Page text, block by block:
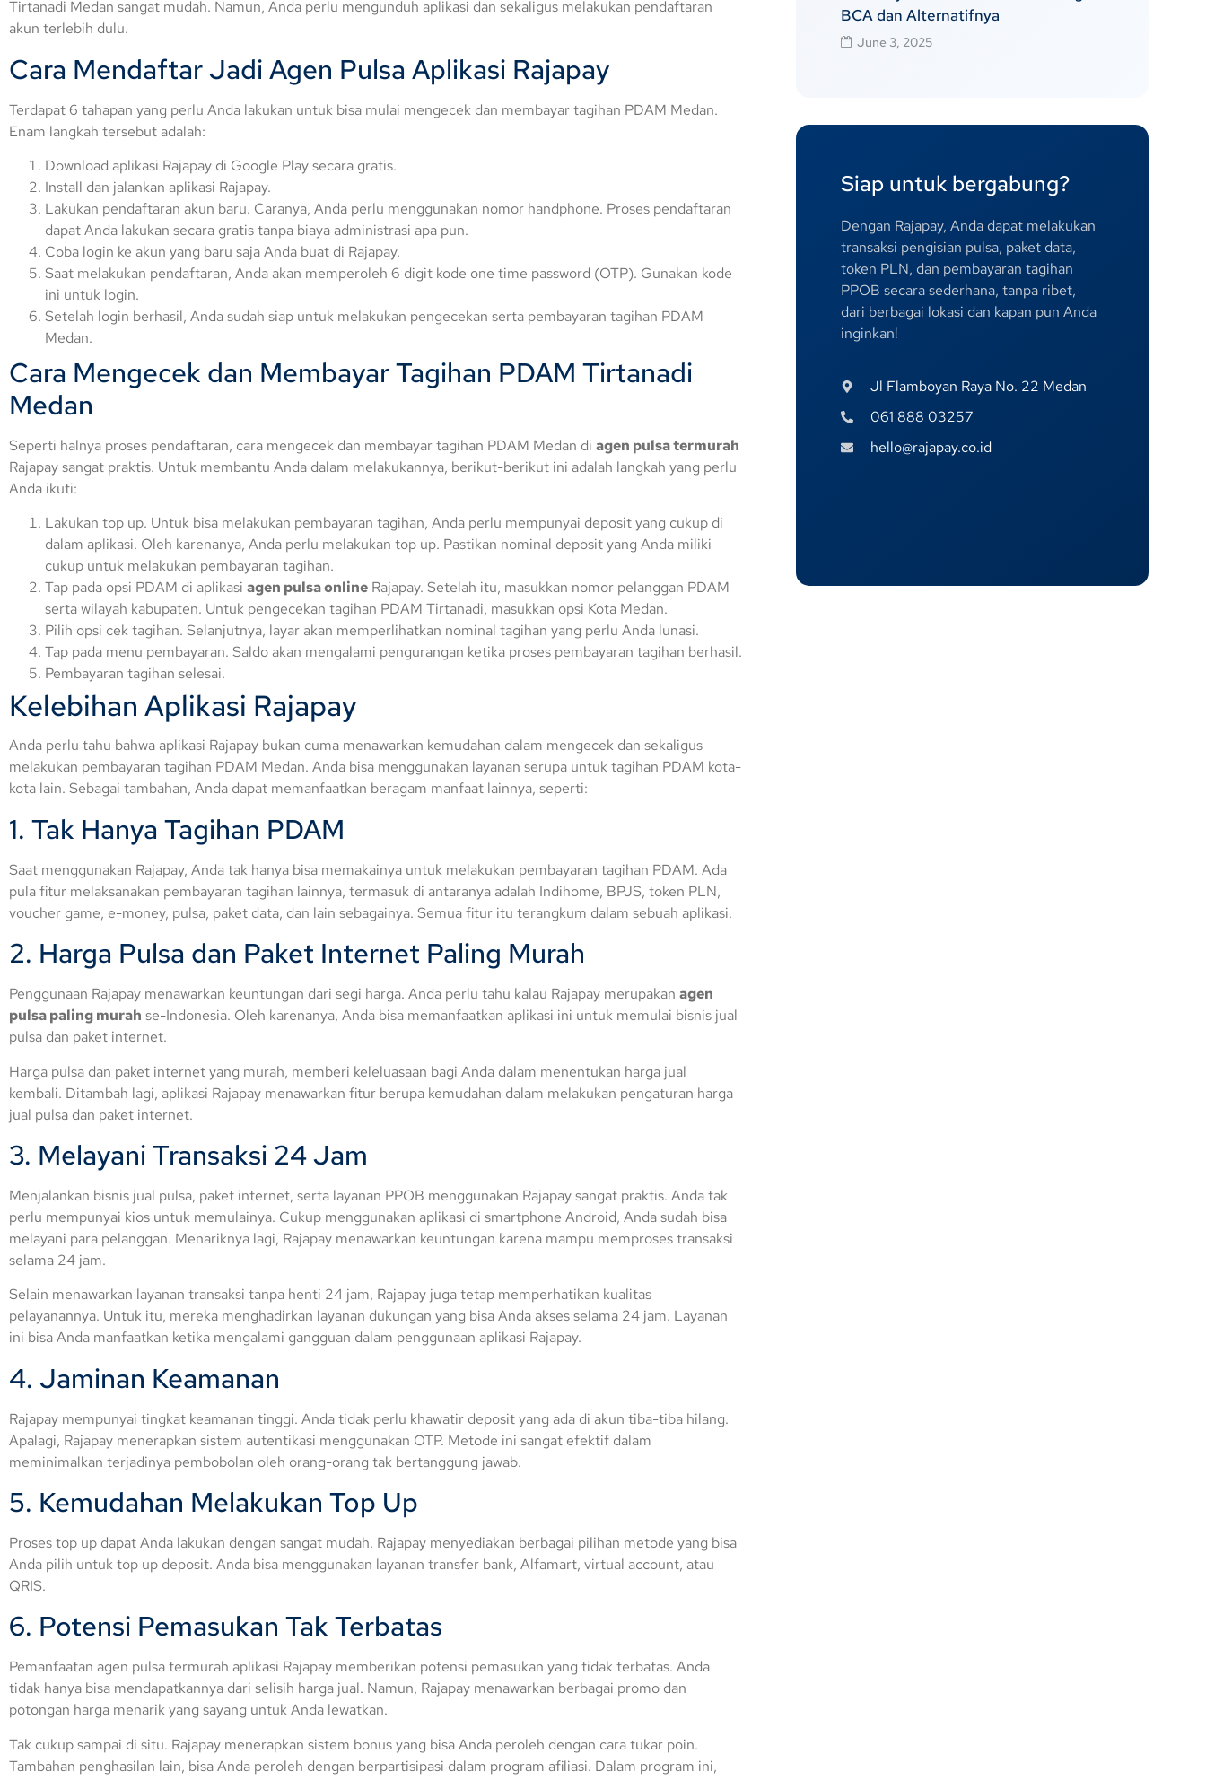
Tirtanadi Medan sangat mudah. Namun, Anda perlu mengunduh aplikasi dan sekaligus melakukan pendaftaran
akun terlebih dulu.
Cara Mendaftar Jadi Agen Pulsa Aplikasi Rajapay
Terdapat 6 tahapan yang perlu Anda lakukan untuk bisa mulai mengecek dan membayar tagihan PDAM Medan.
Enam langkah tersebut adalah:
Download aplikasi Rajapay di Google Play secara gratis.
Install dan jalankan aplikasi Rajapay.
Lakukan pendaftaran akun baru. Caranya, Anda perlu menggunakan nomor handphone. Proses pendaftaran
dapat Anda lakukan secara gratis tanpa biaya administrasi apa pun.
Coba login ke akun yang baru saja Anda buat di Rajapay.
Saat melakukan pendaftaran, Anda akan memperoleh 6 digit kode one time password (OTP). Gunakan kode
ini untuk login.
Setelah login berhasil, Anda sudah siap untuk melakukan pengecekan serta pembayaran tagihan PDAM
Medan.
Cara Mengecek dan Membayar Tagihan PDAM Tirtanadi
Medan
Seperti halnya proses pendaftaran, cara mengecek dan membayar tagihan PDAM Medan di agen pulsa termurah
Rajapay sangat praktis. Untuk membantu Anda dalam melakukannya, berikut-berikut ini adalah langkah yang perlu
Anda ikuti:
Lakukan top up. Untuk bisa melakukan pembayaran tagihan, Anda perlu mempunyai deposit yang cukup di
dalam aplikasi. Oleh karenanya, Anda perlu melakukan top up. Pastikan nominal deposit yang Anda miliki
cukup untuk melakukan pembayaran tagihan.
Tap pada opsi PDAM di aplikasi agen pulsa online Rajapay. Setelah itu, masukkan nomor pelanggan PDAM
serta wilayah kabupaten. Untuk pengecekan tagihan PDAM Tirtanadi, masukkan opsi Kota Medan.
Pilih opsi cek tagihan. Selanjutnya, layar akan memperlihatkan nominal tagihan yang perlu Anda lunasi.
Tap pada menu pembayaran. Saldo akan mengalami pengurangan ketika proses pembayaran tagihan berhasil.
Pembayaran tagihan selesai.
Kelebihan Aplikasi Rajapay
Anda perlu tahu bahwa aplikasi Rajapay bukan cuma menawarkan kemudahan dalam mengecek dan sekaligus
melakukan pembayaran tagihan PDAM Medan. Anda bisa menggunakan layanan serupa untuk tagihan PDAM kota-
kota lain. Sebagai tambahan, Anda dapat memanfaatkan beragam manfaat lainnya, seperti:
1. Tak Hanya Tagihan PDAM
Saat menggunakan Rajapay, Anda tak hanya bisa memakainya untuk melakukan pembayaran tagihan PDAM. Ada
pula fitur melaksanakan pembayaran tagihan lainnya, termasuk di antaranya adalah Indihome, BPJS, token PLN,
voucher game, e-money, pulsa, paket data, dan lain sebagainya. Semua fitur itu terangkum dalam sebuah aplikasi.
2. Harga Pulsa dan Paket Internet Paling Murah
Penggunaan Rajapay menawarkan keuntungan dari segi harga. Anda perlu tahu kalau Rajapay merupakan agen
pulsa paling murah se-Indonesia. Oleh karenanya, Anda bisa memanfaatkan aplikasi ini untuk memulai bisnis jual
pulsa dan paket internet.
Harga pulsa dan paket internet yang murah, memberi keleluasaan bagi Anda dalam menentukan harga jual
kembali. Ditambah lagi, aplikasi Rajapay menawarkan fitur berupa kemudahan dalam melakukan pengaturan harga
jual pulsa dan paket internet.
3. Melayani Transaksi 24 Jam
Menjalankan bisnis jual pulsa, paket internet, serta layanan PPOB menggunakan Rajapay sangat praktis. Anda tak
perlu mempunyai kios untuk memulainya. Cukup menggunakan aplikasi di smartphone Android, Anda sudah bisa
melayani para pelanggan. Menariknya lagi, Rajapay menawarkan keuntungan karena mampu memproses transaksi
selama 24 jam.
Selain menawarkan layanan transaksi tanpa henti 24 jam, Rajapay juga tetap memperhatikan kualitas
pelayanannya. Untuk itu, mereka menghadirkan layanan dukungan yang bisa Anda akses selama 24 jam. Layanan
ini bisa Anda manfaatkan ketika mengalami gangguan dalam penggunaan aplikasi Rajapay.
4. Jaminan Keamanan
Rajapay mempunyai tingkat keamanan tinggi. Anda tidak perlu khawatir deposit yang ada di akun tiba-tiba hilang.
Apalagi, Rajapay menerapkan sistem autentikasi menggunakan OTP. Metode ini sangat efektif dalam
meminimalkan terjadinya pembobolan oleh orang-orang tak bertanggung jawab.
5. Kemudahan Melakukan Top Up
Proses top up dapat Anda lakukan dengan sangat mudah. Rajapay menyediakan berbagai pilihan metode yang bisa
Anda pilih untuk top up deposit. Anda bisa menggunakan layanan transfer bank, Alfamart, virtual account, atau
QRIS.
6. Potensi Pemasukan Tak Terbatas
Pemanfaatan agen pulsa termurah aplikasi Rajapay memberikan potensi pemasukan yang tidak terbatas. Anda
tidak hanya bisa mendapatkannya dari selisih harga jual. Namun, Rajapay menawarkan berbagai promo dan
potongan harga menarik yang sayang untuk Anda lewatkan.
Tak cukup sampai di situ. Rajapay menerapkan sistem bonus yang bisa Anda peroleh dengan cara tukar poin.
Tambahan penghasilan lain, bisa Anda peroleh dengan berpartisipasi dalam program afiliasi. Dalam program ini,
BCA dan Alternatifnya
June 3, 2025
Siap untuk bergabung?
Dengan Rajapay, Anda dapat melakukan
transaksi pengisian pulsa, paket data,
token PLN, dan pembayaran tagihan
PPOB secara sederhana, tanpa ribet,
dari berbagai lokasi dan kapan pun Anda
inginkan!
Jl Flamboyan Raya No. 22 Medan
061 888 03257
hello@rajapay.co.id